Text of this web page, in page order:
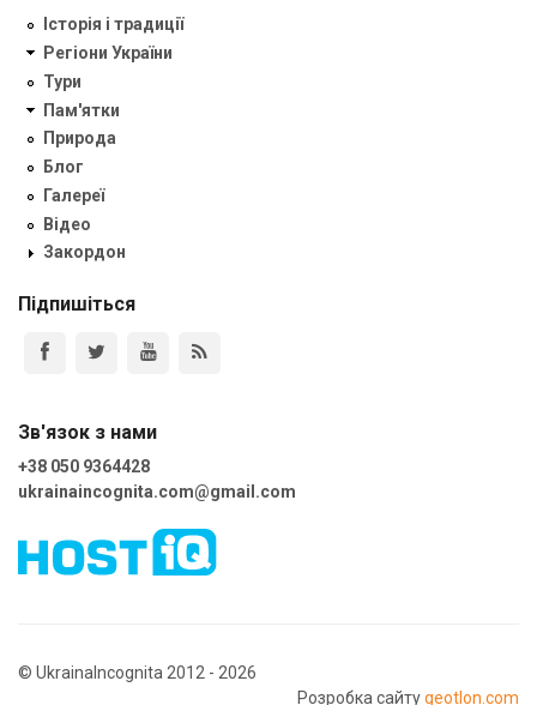
Історія і традиції
Регіони України
Тури
Пам'ятки
Природа
Блог
Галереї
Відео
Закордон
Підпишіться
Зв'язок з нами
+38 050 9364428
ukrainaincognita.com@gmail.com
© UkrainaIncognita 2012 - 2026
Розробка сайтуgeotlon.com